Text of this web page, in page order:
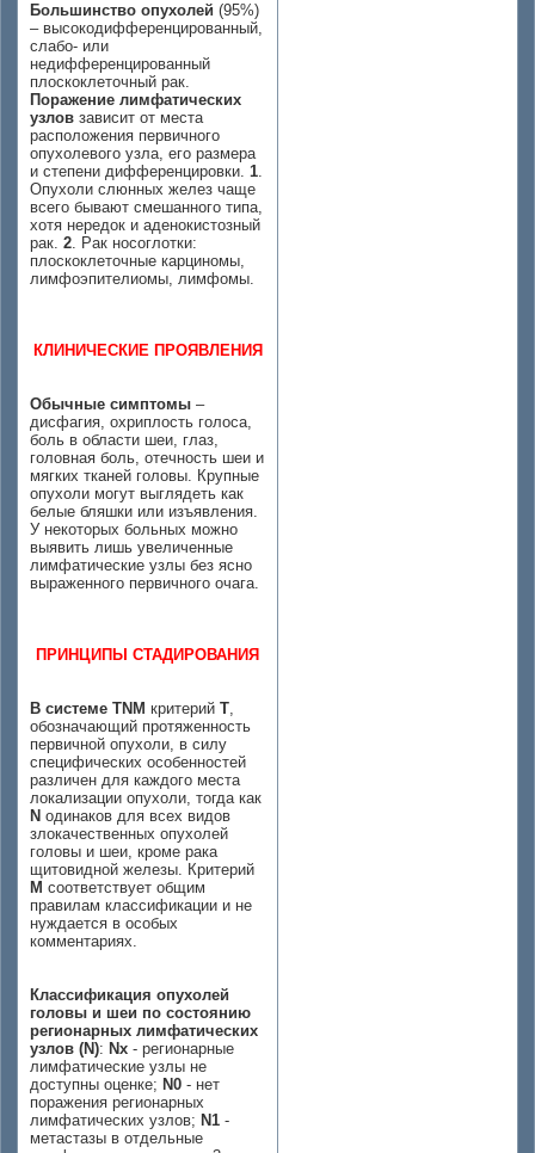
Большинство опухолей (95%)
– высокодифференцированный,
слабо- или
недифференцированный
плоскоклеточный рак.
Поражение лимфатических
узлов зависит от места
расположения первичного
опухолевого узла, его размера
и степени дифференцировки. 1.
Опухоли слюнных желез чаще
всего бывают смешанного типа,
хотя нередок и аденокистозный
рак. 2. Рак носоглотки:
плоскоклеточные карциномы,
лимфоэпителиомы, лимфомы.
КЛИНИЧЕСКИЕ ПРОЯВЛЕНИЯ
Обычные симптомы –
дисфагия, охриплость голоса,
боль в области шеи, глаз,
головная боль, отечность шеи и
мягких тканей головы. Крупные
опухоли могут выглядеть как
белые бляшки или изъявления.
У некоторых больных можно
выявить лишь увеличенные
лимфатические узлы без ясно
выраженного первичного очага.
ПРИНЦИПЫ СТАДИРОВАНИЯ
В системе ТNМ критерий Т,
обозначающий протяженность
первичной опухоли, в силу
специфических особенностей
различен для каждого места
локализации опухоли, тогда как
N одинаков для всех видов
злокачественных опухолей
головы и шеи, кроме рака
щитовидной железы. Критерий
М соответствует общим
правилам классификации и не
нуждается в особых
комментариях.
Классификация опухолей
головы и шеи по состоянию
регионарных лимфатических
узлов (N): Nx - регионарные
лимфатические узлы не
доступны оценке; N0 - нет
поражения регионарных
лимфатических узлов; N1 -
метастазы в отдельные